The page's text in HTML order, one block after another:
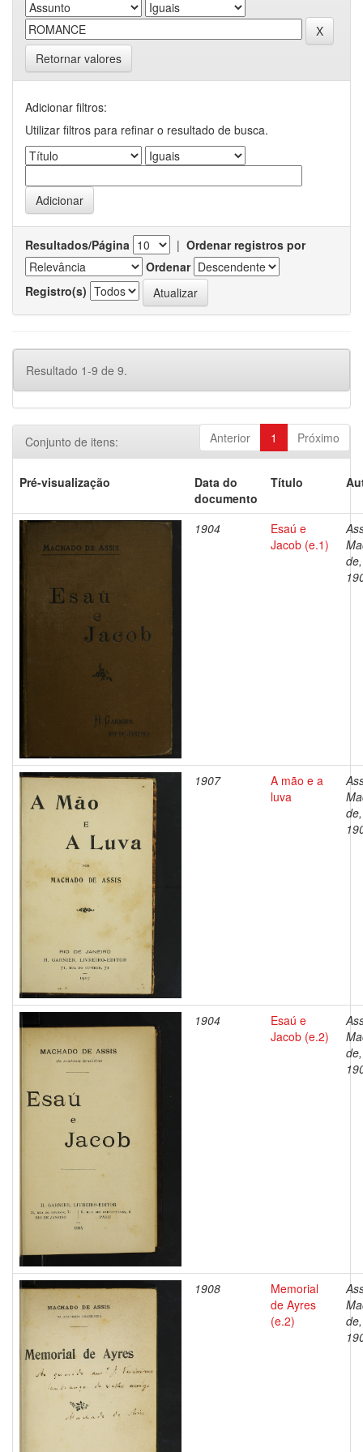
Retornar valores
Adicionar filtros:
Utilizar filtros para refinar o resultado de busca.
Resultados/Página | Ordenar registros por
Ordenar
Registro(s)
Resultado 1-9 de 9.
Anterior 1 Próximo
Conjunto de itens:
Pré-visualização
Data do
documento
Título
1904
Esaú e
Jacob (e.1)
1907
A mão e a
luva
1904
Esaú e
Jacob (e.2)
1908
Memorial
de Ayres
(e.2)